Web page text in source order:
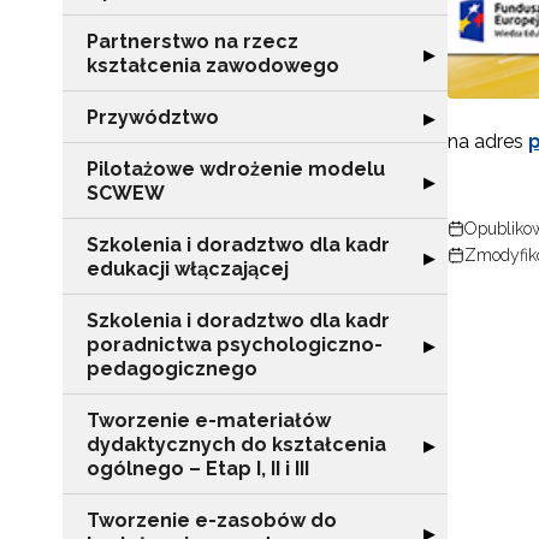
Partnerstwo na rzecz
kształcenia zawodowego
Rozwiń sekcję
▶
Przywództwo Rozwiń sekcję
▶
Pilotażowe wdrożenie modelu
SCWEW
Rozwiń sekcję
▶
Szkolenia i doradztwo dla kadr
edukacji włączającej
Rozwiń sekcję
▶
Szkolenia i doradztwo dla kadr
poradnictwa psychologiczno-
pedagogicznego
Rozwiń sekcję
▶
Tworzenie e-materiałów
dydaktycznych do kształcenia
ogólnego – Etap I, II i III
Rozwiń sekcję
▶
Tworzenie e-zasobów do
Rozwiń sekcję
▶
na adres